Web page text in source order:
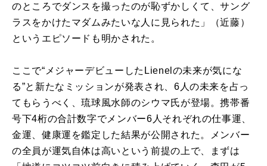
のところでダンスを撮ったのが恥ずかしくて、サング
ラスをかけたマダムみたいな人に見られた」（近藤）
というエピソードも明かされた。
ここで“メジャーデビューした Lienel の未来が気にな
る”と新たなミッションが発表され、 6 人の未来を占っ
てもらうべく、琉球風水師のシウマ氏が登場。携帯番
号下4桁の合計数字でメンバー6 人それぞれの仕事運、
金運、健康運を鑑定した結果が公開された。メンバー
の全員が運気自体は高いという前提の上で、まずは